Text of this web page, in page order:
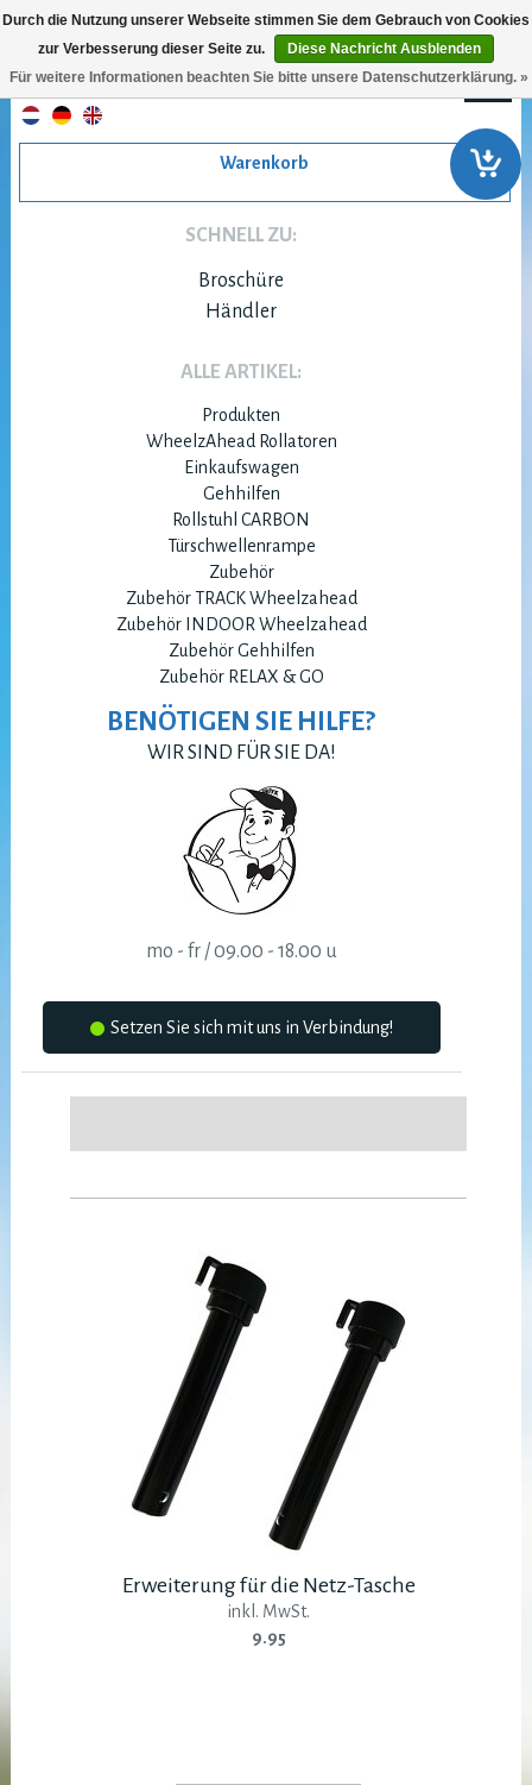
Warenkorb
SCHNELL ZU:
Broschüre
Händler
ALLE ARTIKEL:
Produkten
WheelzAhead Rollatoren
Einkaufswagen
Gehhilfen
Rollstuhl CARBON
Türschwellenrampe
Zubehör
Zubehör TRACK Wheelzahead
Zubehör INDOOR Wheelzahead
Zubehör Gehhilfen
Zubehör RELAX & GO
BENÖTIGEN SIE HILFE?
WIR SIND FÜR SIE DA!
mo - fr / 09.00 - 18.00 u
Setzen Sie sich mit uns in Verbindung!
Erweiterung für die Netz-Tasche
inkl. MwSt.
9.95
Durch die Nutzung unserer Webseite stimmen Sie dem Gebrauch von Cookies
zur Verbesserung dieser Seite zu.
Diese Nachricht Ausblenden
Für weitere Informationen beachten Sie bitte unsere Datenschutzerklärung. »